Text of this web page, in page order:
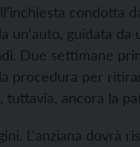
condotta
un’auto, guidata
Due settimane
procedura per
tuttavia, ancora la
L’anziana dovrà